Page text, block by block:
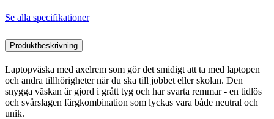
Se alla specifikationer
Produktbeskrivning
Laptopväska med axelrem som gör det smidigt att ta med laptopen
och andra tillhörigheter när du ska till jobbet eller skolan. Den
snygga väskan är gjord i grått tyg och har svarta remmar - en tidlös
och svårslagen färgkombination som lyckas vara både neutral och
unik.